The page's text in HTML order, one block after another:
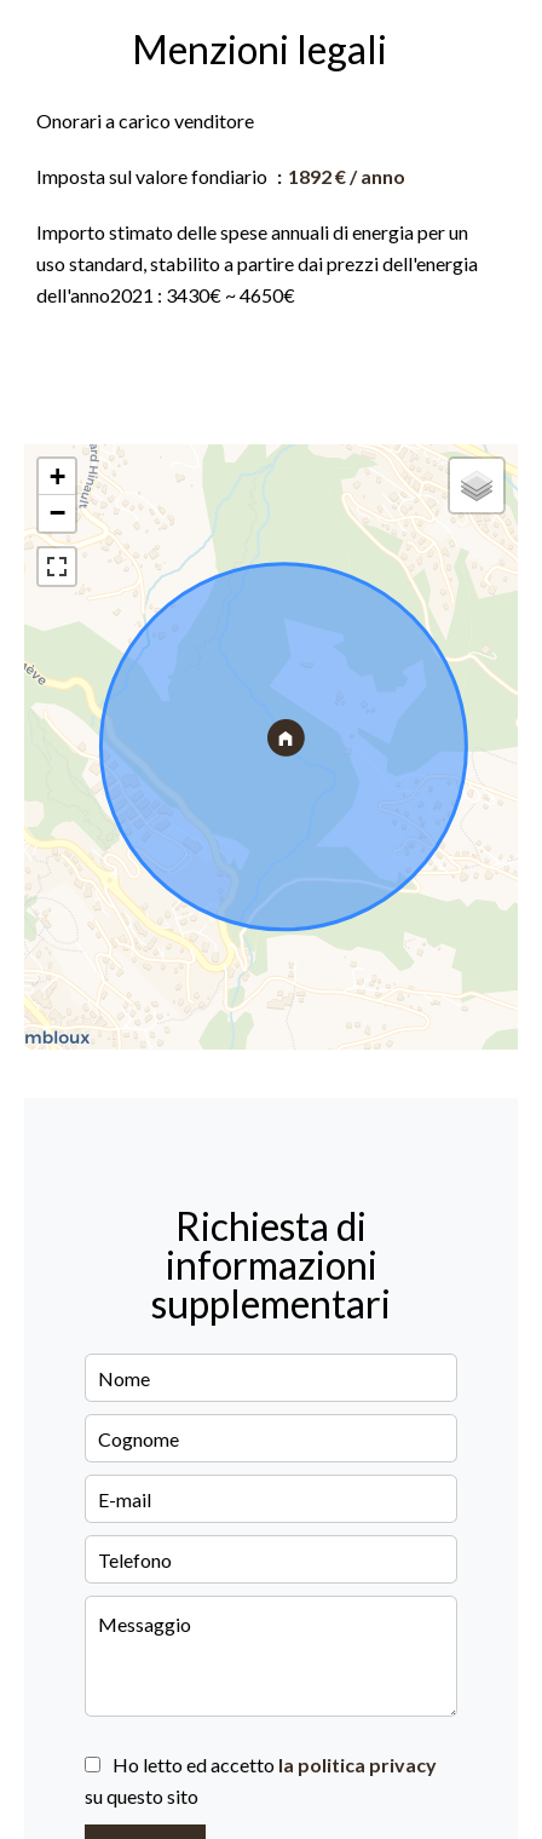
Menzioni legali
Onorari a carico venditore
Imposta sul valore fondiario 1892 € / anno
Importo stimato delle spese annuali di energia per un
uso standard, stabilito a partire dai prezzi dell'energia
dell'anno2021 : 3430€ ~ 4650€
+
−
Richiesta di
informazioni
supplementari
Ho letto ed accetto la politica privacy
su questo sito